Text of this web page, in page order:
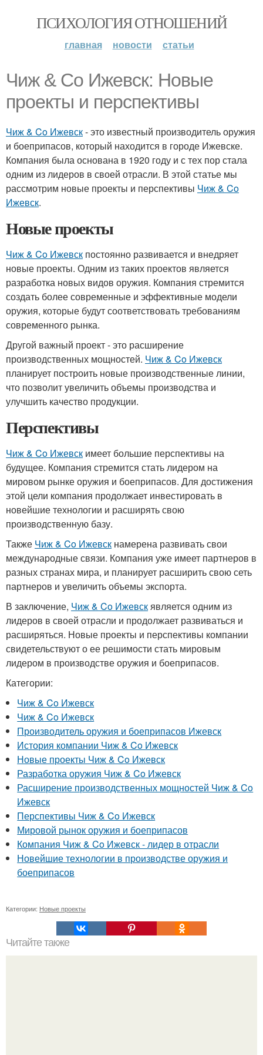
ПСИХОЛОГИЯ ОТНОШЕНИЙ
главная новости статьи
Чиж & Co Ижевск: Новые
проекты и перспективы
Чиж & Co Ижевск- это известный производитель оружия
и боеприпасов, который находится в городе Ижевске.
Компания была основана в 1920 году и с тех пор стала
одним из лидеров в своей отрасли. В этой статье мы
рассмотрим новые проекты и перспективы Чиж & Co
Ижевск.
Новые проекты
Чиж & Co Ижевск постоянно развивается и внедряет
новые проекты. Одним из таких проектов является
разработка новых видов оружия. Компания стремится
создать более современные и эффективные модели
оружия, которые будут соответствовать требованиям
современного рынка.
Другой важный проект - это расширение
производственных мощностей. Чиж & Co Ижевск
планирует построить новые производственные линии,
что позволит увеличить объемы производства и
улучшить качество продукции.
Перспективы
Чиж & Co Ижевск имеет большие перспективы на
будущее. Компания стремится стать лидером на
мировом рынке оружия и боеприпасов. Для достижения
этой цели компания продолжает инвестировать в
новейшие технологии и расширять свою
производственную базу.
Также Чиж & Co Ижевск намерена развивать свои
международные связи. Компания уже имеет партнеров в
разных странах мира, и планирует расширить свою сеть
партнеров и увеличить объемы экспорта.
В заключение, Чиж & Co Ижевскявляется одним из
лидеров в своей отрасли и продолжает развиваться и
расширяться. Новые проекты и перспективы компании
свидетельствуют о ее решимости стать мировым
лидером в производстве оружия и боеприпасов.
Категории:
Чиж & Co Ижевск
Чиж & Co Ижевск
Производитель оружия и боеприпасов Ижевск
История компании Чиж & Co Ижевск
Новые проекты Чиж & Co Ижевск
Разработка оружия Чиж & Co Ижевск
Расширение производственных мощностей Чиж & Co
Ижевск
Перспективы Чиж & Co Ижевск
Мировой рынок оружия и боеприпасов
Компания Чиж & Co Ижевск - лидер в отрасли
Новейшие технологии в производстве оружия и
боеприпасов
Категории: Новые проекты
Читайте также